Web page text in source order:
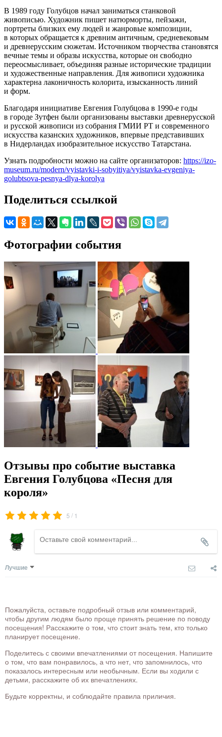
В 1989 году Голубцов начал заниматься станковой
живописью. Художник пишет натюрморты, пейзажи,
портреты близких ему людей и жанровые композиции,
в которых обращается к древним античным, средневековым
и древнерусским сюжетам. Источником творчества становятся
вечные темы и образы искусства, которые он свободно
переосмысливает, объединяя разные исторические традиции
и художественные направления. Для живописи художника
характерна лаконичность колорита, изысканность линий
и форм.
Благодаря инициативе Евгения Голубцова в 1990-е годы
в городе Зутфен были организованы выставки древнерусской
и русской живописи из собрания ГМИИ РТ и современного
искусства казанских художников, впервые представивших
в Нидерландах изобразительное искусство Татарстана.
Узнать подробности можно на сайте организаторов: https://izo-
museum.ru/modern/vyistavki-i-sobyitiya/vyistavka-evgeniya-
golubtsova-pesnya-dlya-korolya
Поделиться ссылкой
Фотографии события
Отзывы про событие выставка
Евгения Голубцова «Песня для
короля»
5 / 1
Лучшие
Пожалуйста, оставьте подробный отзыв или комментарий,
чтобы другим людям было проще принять решение по поводу
посещения! Расскажите о том, что стоит знать тем, кто только
планирует посещение.
Поделитесь с своими впечатлениями от посещения. Напишите
о том, что вам понравилось, а что нет, что запомнилось, что
показалось интересным или необычным. Если вы ходили с
детьми, расскажите об их впечатлениях.
Будьте корректны, и соблюдайте правила приличия.